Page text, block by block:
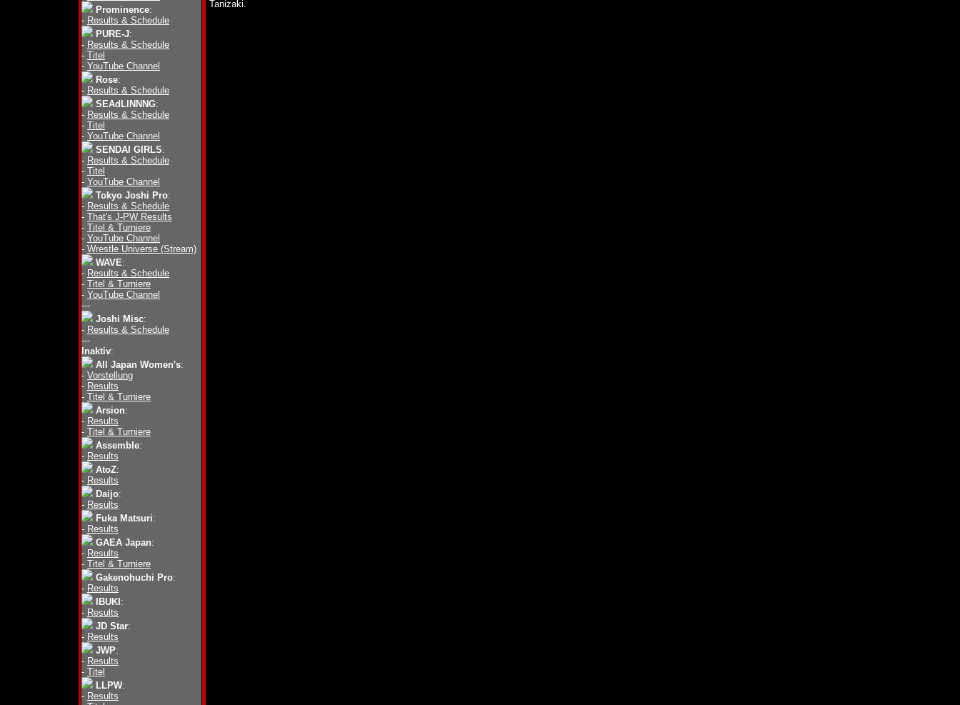
Prominence:
- Results & Schedule
PURE-J:
- Results & Schedule
- Titel
- YouTube Channel
Rose:
- Results & Schedule
SEAdLINNNG:
- Results & Schedule
- Titel
- YouTube Channel
SENDAI GIRLS:
- Results & Schedule
- Titel
- YouTube Channel
Tokyo Joshi Pro:
- Results & Schedule
- That's J-PW Results
- Titel & Turniere
- YouTube Channel
- Wrestle Universe (Stream)
WAVE:
- Results & Schedule
- Titel & Turniere
- YouTube Channel
---
Joshi Misc:
- Results & Schedule
---
Inaktiv:
All Japan Women's:
- Vorstellung
- Results
- Titel & Turniere
Arsion:
- Results
- Titel & Turniere
Assemble:
- Results
AtoZ:
- Results
Daijo:
- Results
Fuka Matsuri:
- Results
GAEA Japan:
- Results
- Titel & Turniere
Gakenohuchi Pro:
- Results
IBUKI :
- Results
JD Star:
- Results
JWP:
- Results
- Titel
LLPW:
- Results
Tanizaki.